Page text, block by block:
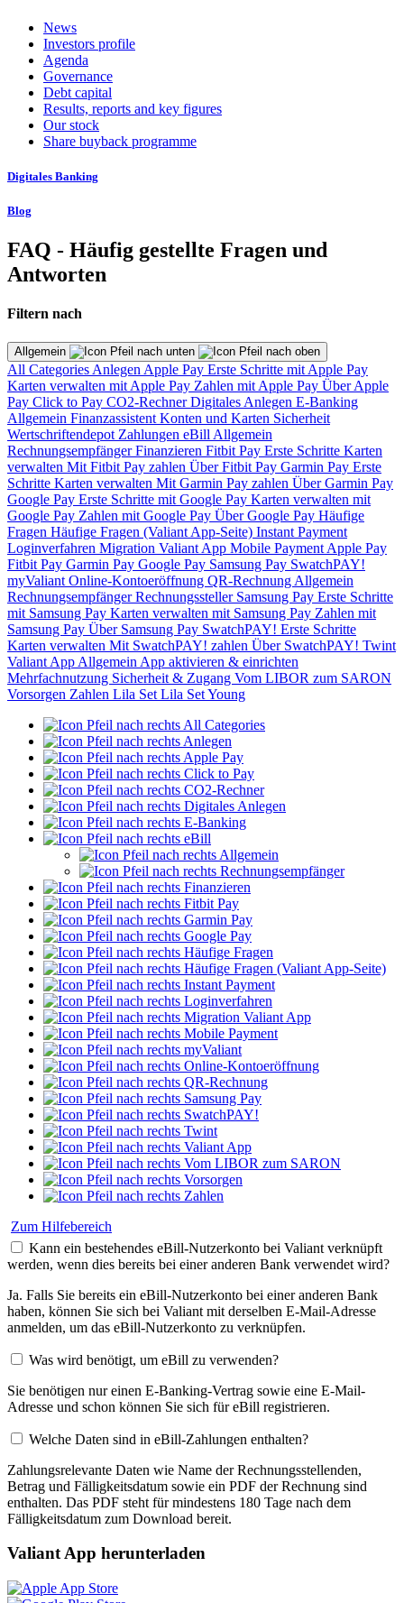
News
Investors profile
Agenda
Governance
Debt capital
Results, reports and key figures
Our stock
Share buyback programme
Digitales Banking
Blog
FAQ - Häufig gestellte Fragen und
Antworten
Filtern nach
Allgemein
All Categories Anlegen Apple Pay Erste Schritte mit Apple Pay
Karten verwalten mit Apple Pay Zahlen mit Apple Pay Über Apple
Pay Click to Pay CO2-RechnerDigitales Anlegen E-Banking
Allgemein Finanzassistent Konten und Karten Sicherheit
Wertschriftendepot Zahlungen eBill Allgemein
RechnungsempfängerFinanzieren Fitbit Pay Erste Schritte Karten
verwalten Mit Fitbit Pay zahlen Über Fitbit Pay Garmin Pay Erste
Schritte Karten verwalten Mit Garmin Pay zahlen Über Garmin Pay
Google Pay Erste Schritte mit Google Pay Karten verwalten mit
Google Pay Zahlen mit Google Pay Über Google Pay Häufige
Fragen Häufige Fragen (Valiant App-Seite) Instant Payment
Loginverfahren Migration Valiant App Mobile Payment Apple Pay
Fitbit Pay Garmin Pay Google Pay Samsung Pay SwatchPAY!
myValiant Online-Kontoeröffnung QR-Rechnung Allgemein
RechnungsempfängerRechnungssteller Samsung Pay Erste Schritte
mit Samsung Pay Karten verwalten mit Samsung Pay Zahlen mit
Samsung Pay Über Samsung Pay SwatchPAY! Erste Schritte
Karten verwalten Mit SwatchPAY! zahlen Über SwatchPAY! Twint
Valiant App Allgemein App aktivieren & einrichten
Mehrfachnutzung Sicherheit & Zugang Vom LIBOR zum SARON
Vorsorgen Zahlen Lila Set Lila Set Young
All Categories
Anlegen
Apple Pay
Click to Pay
CO2-Rechner
Digitales Anlegen
E-Banking
eBill
Allgemein
Rechnungsempfänger
Finanzieren
Fitbit Pay
Garmin Pay
Google Pay
Häufige Fragen
Häufige Fragen (Valiant App-Seite)
Instant Payment
Loginverfahren
Migration Valiant App
Mobile Payment
myValiant
Online-Kontoeröffnung
QR-Rechnung
Samsung Pay
SwatchPAY!
Twint
Valiant App
Vom LIBOR zum SARON
Vorsorgen
Zahlen
Zum Hilfebereich
Kann ein bestehendes eBill-Nutzerkonto bei Valiant verknüpft
werden, wenn dies bereits bei einer anderen Bank verwendet wird?
Ja. Falls Sie bereits ein eBill-Nutzerkonto bei einer anderen Bank
haben, können Sie sich bei Valiant mit derselben E-Mail-Adresse
anmelden, um das eBill-Nutzerkonto zu verknüpfen.
Was wird benötigt, um eBill zu verwenden?
Sie benötigen nur einen E-Banking-Vertrag sowie eine E-Mail-
Adresse und schon können Sie sich für eBill registrieren.
Welche Daten sind in eBill-Zahlungen enthalten?
Zahlungsrelevante Daten wie Name der Rechnungsstellenden,
Betrag und Fälligkeitsdatum sowie ein PDF der Rechnung sind
enthalten. Das PDF steht für mindestens 180 Tage nach dem
Fälligkeitsdatum zum Download bereit.
Valiant App herunterladen